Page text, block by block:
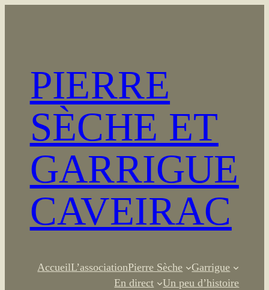
PIERRE
SÈCHE ET
GARRIGUE
CAVEIRAC
AccueilL’associationPierre Sèche
Garrigue
En direct
Un peu d’histoire